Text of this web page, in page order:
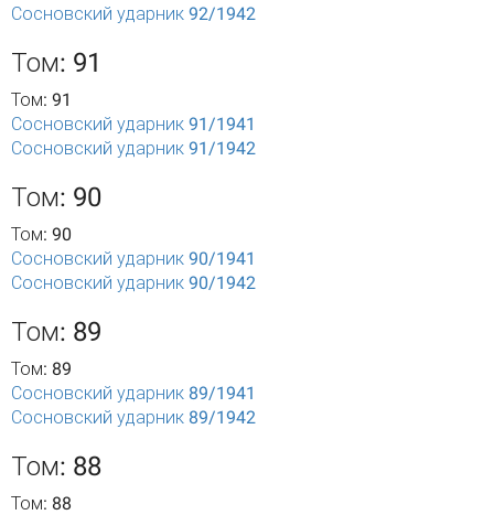
Сосновский ударник 92/1942
Том: 91
Том: 91
Сосновский ударник 91/1941
Сосновский ударник 91/1942
Том: 90
Том: 90
Сосновский ударник 90/1941
Сосновский ударник 90/1942
Том: 89
Том: 89
Сосновский ударник 89/1941
Сосновский ударник 89/1942
Том: 88
Том: 88